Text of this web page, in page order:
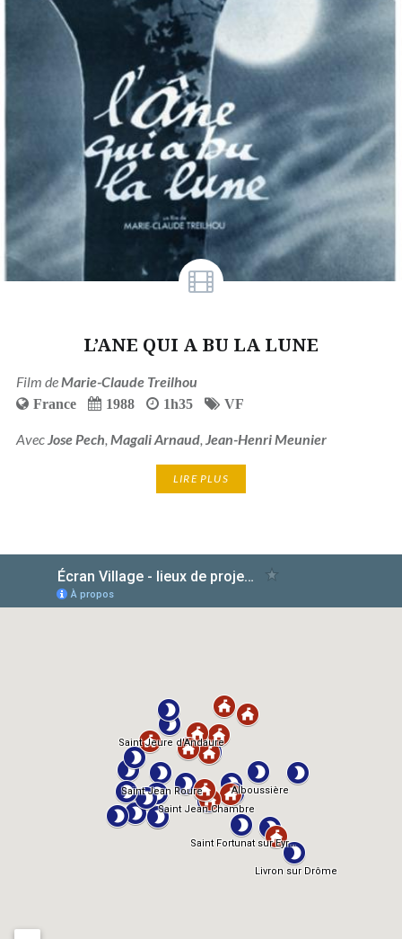
L’ANE QUI A BU LA LUNE
Film de Marie-Claude Treilhou
France 1988 1h35 VF
Avec Jose Pech Magali Arnaud, Jean-Henri Meunier
LIRE PLUS